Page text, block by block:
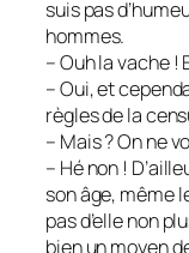
suis pas
hommes.
– Ouh la vache
– Oui, et
règles de la
– Mais ? On ne
– Hé non !
son âge, même
pas d’elle non
bien un moyen